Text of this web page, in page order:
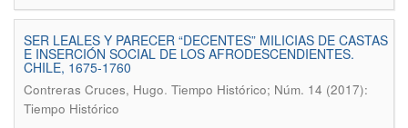
SER LEALES Y PARECER “DECENTES” MILICIAS DE CASTAS
E INSERCIÓN SOCIAL DE LOS AFRODESCENDIENTES.
CHILE, 1675-1760
Contreras Cruces, Hugo. Tiempo Histórico; Núm. 14 (2017):
Tiempo Histórico